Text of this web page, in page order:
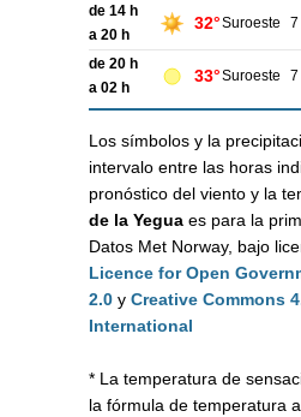
de 14 h
a 20 h
32°Suroeste 7
de 20 h
a 02 h
33°Suroeste 7
Los símbolos y la
intervalo entre las horas
pronóstico del viento y la
de la Yegua es para la
Datos Met Norway, bajo
Licence for Open
2.0 y Creative Commons
International
* La temperatura de
la fórmula de temperatura